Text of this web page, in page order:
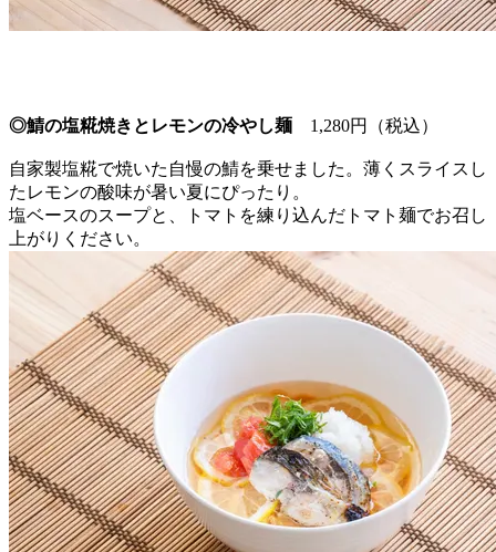
◎鯖の塩糀焼きとレモンの冷やし麺 1,280円（税込）
自家製塩糀で焼いた自慢の鯖を乗せました。薄くスライスし
たレモンの酸味が暑い夏にぴったり。
塩ベースのスープと、トマトを練り込んだトマト麺でお召し
上がりください。